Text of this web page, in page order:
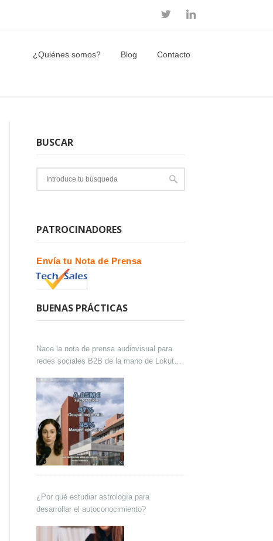
¿Quiénes somos? Blog Contacto
BUSCAR
PATROCINADORES
Envía tu Nota de Prensa
BUENAS PRÁCTICAS
Nace la nota de prensa audiovisual para
redes sociales B2B de la mano de Lokutor
¿Por qué estudiar astrología para
desarrollar el autoconocimiento?